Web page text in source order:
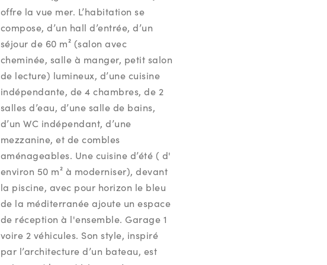
offre la vue mer. L’habitation se
compose, d’un hall d’entrée, d’un
séjour de 60 m² (salon avec
cheminée, salle à manger, petit salon
de lecture) lumineux, d’une cuisine
indépendante, de 4 chambres, de 2
salles d’eau, d’une salle de bains,
d’un WC indépendant, d’une
mezzanine, et de combles
aménageables. Une cuisine d’été ( d'
environ 50 m² à moderniser), devant
la piscine, avec pour horizon le bleu
de la méditerranée ajoute un espace
de réception à l'ensemble. Garage 1
voire 2 véhicules. Son style, inspiré
par l’architecture d’un bateau, est